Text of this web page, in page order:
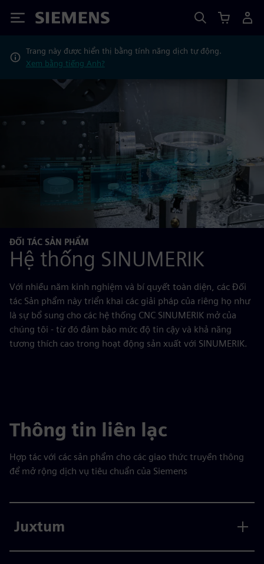
Siemens
Trang này được hiển thị bằng tính năng dịch tự động.
Xem bằng tiếng Anh?
ĐỐI TÁC SẢN PHẨM
Hệ thống SINUMERIK
Với nhiều năm kinh nghiệm và bí quyết toàn diện, các Đối
tác Sản phẩm này triển khai các giải pháp của riêng họ như
là sự bổ sung cho các hệ thống CNC SINUMERIK mở của
chúng tôi - từ đó đảm bảo mức độ tin cậy và khả năng
tương thích cao trong hoạt động sản xuất với SINUMERIK.
Thông tin liên lạc
Hợp tác với các sản phẩm cho các giao thức truyền thông
để mở rộng dịch vụ tiêu chuẩn của Siemens
Juxtum